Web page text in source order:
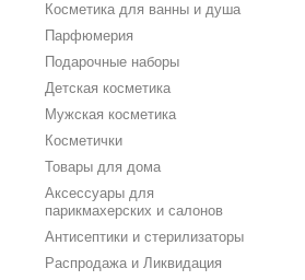
Косметика для ванны и душа
Парфюмерия
Подарочные наборы
Детская косметика
Мужская косметика
Косметички
Товары для дома
Аксессуары для
парикмахерских и салонов
Антисептики и стерилизаторы
Распродажа и Ликвидация